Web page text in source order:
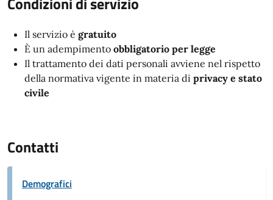
Il servizio è gratuito
È un adempimento obbligatorio per legge
Il trattamento dei dati personali avviene nel rispetto
della normativa vigente in materia di privacy e stato
civile
Contatti
Demografici